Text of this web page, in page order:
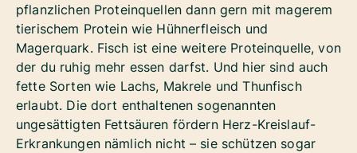
pflanzlichen Proteinquellen dann gern mit magerem
tierischem Protein wie Hühnerfleisch und
Magerquark. Fisch ist eine weitere Proteinquelle, von
der du ruhig mehr essen darfst. Und hier sind auch
fette Sorten wie Lachs, Makrele und Thunfisch
erlaubt. Die dort enthaltenen sogenannten
ungesättigten Fettsäuren fördern Herz-Kreislauf-
Erkrankungen nämlich nicht – sie schützen sogar